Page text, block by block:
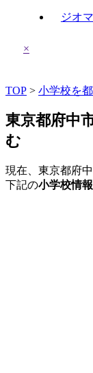
ジオ
×
TOP > 小学校を
東京都府中
む
現在、東京都府
下記の小学校情報